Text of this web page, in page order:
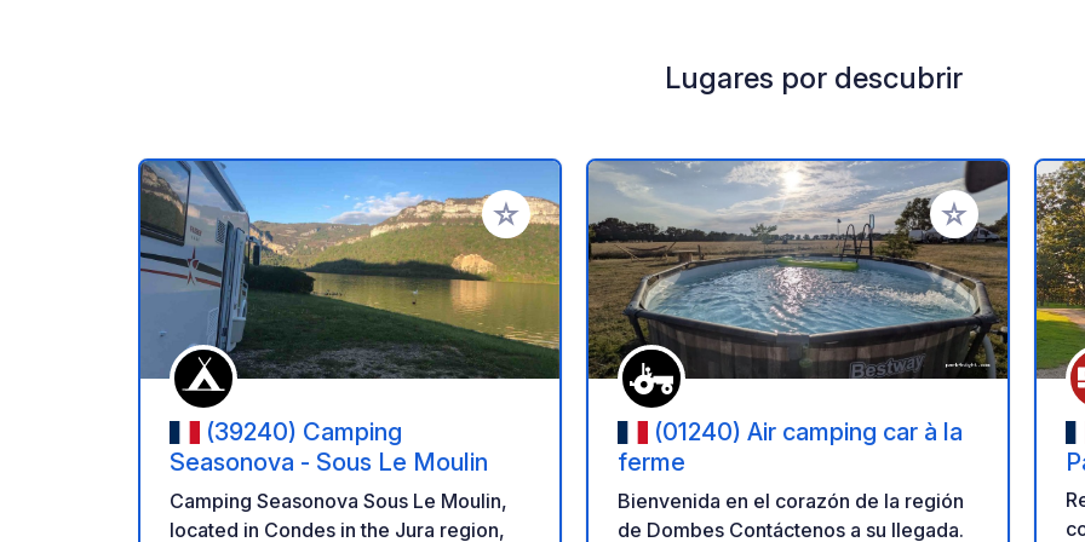
Lugares por descubrir
Añadir a tus favoritos
(39240) Camping
Seasonova - Sous Le Moulin
Camping Seasonova Sous Le Moulin,
located in Condes in the Jura region,
Añadir a tus
(01240) Air camping car à la
ferme
Bienvenida en el corazón de la región
de Dombes Contáctenos a su llegada.